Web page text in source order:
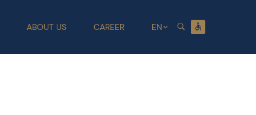
ABOUT US CAREER EN